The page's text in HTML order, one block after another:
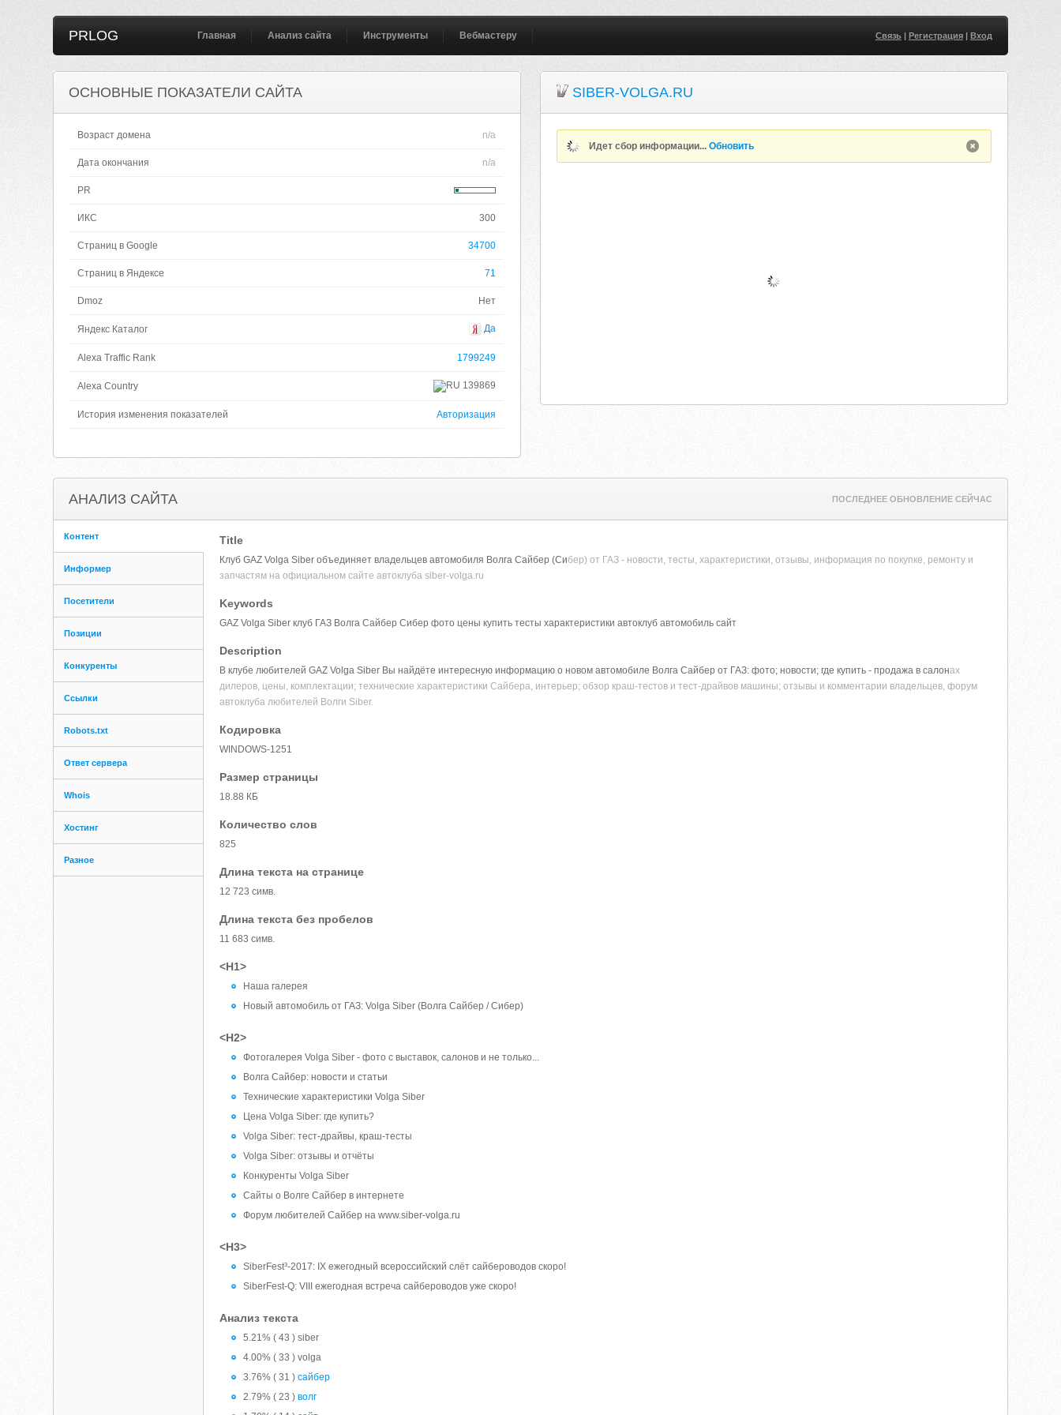
PRLOG Главная Анализ сайта Инструменты Вебмастеру Связь| Регистрация| Вход
ОСНОВНЫЕ ПОКАЗАТЕЛИ САЙТА
Возраст домена n/a
Дата окончания n/a
PR
ИКС 300
Страниц в Google 34700
Страниц в Яндексе 71
Dmoz Нет
Яндекс Каталог Да
Alexa Traffic Rank 1799249
Alexa Country 139869
История изменения показателей Авторизация
SIBER-VOLGA.RU
Идет сбор информации...Обновить
АНАЛИЗ САЙТА ПОСЛЕДНЕЕ ОБНОВЛЕНИЕ СЕЙЧАС
Контент
Информер
Посетители
Позиции
Конкуренты
Ссылки
Robots.txt
Ответ сервера
Whois
Хостинг
Разное
Title
Клуб GAZ Volga Siber объединяет владельцев автомобиля Волга Сайбер (Сибер) от ГАЗ - новости, тесты, характеристики, отзывы, информация по покупке, ремонту и
запчастям на официальном сайте автоклуба siber-volga.ru
Keywords
GAZ Volga Siber клуб ГАЗ Волга Сайбер Сибер фото цены купить тесты характеристики автоклуб автомобиль сайт
Description
В клубе любителей GAZ Volga Siber Вы найдёте интересную информацию о новом автомобиле Волга Сайбер от ГАЗ: фото; новости; где купить - продажа в салонах
дилеров, цены, комплектации; технические характеристики Сайбера, интерьер; обзор краш-тестов и тест-драйвов машины; отзывы и комментарии владельцев, форум
автоклуба любителей Волги Siber.
Кодировка
WINDOWS-1251
Размер страницы
18.88 КБ
Количество слов
825
Длина текста на странице
12 723 симв.
Длина текста без пробелов
11 683 симв.
<H1>
Наша галерея
Новый автомобиль от ГАЗ: Volga Siber (Волга Сайбер / Сибер)
<H2>
Фотогалерея Volga Siber - фото с выставок, салонов и не только...
Волга Сайбер: новости и статьи
Технические характеристики Volga Siber
Цена Volga Siber: где купить?
Volga Siber: тест-драйвы, краш-тесты
Volga Siber: отзывы и отчёты
Конкуренты Volga Siber
Сайты о Волге Сайбер в интернете
Форум любителей Сайбер на www.siber-volga.ru
<H3>
SiberFest³-2017: IX ежегодный всероссийский слёт сайбероводов скоро!
SiberFest-Q: VIII ежегодная встреча сайбероводов уже скоро!
Анализ текста
5.21% ( 43 ) siber
4.00% ( 33 ) volga
3.76% ( 31 )сайбер
2.79% ( 23 )волг